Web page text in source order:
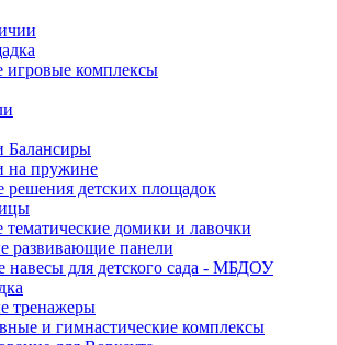
игровые комплексы
Балансиры
на пружине
решения детских площадок
тематические домики и лавочки
развивающие панели
навесы для детского сада - МБДОУ
тренажеры
и гимнастические комплексы